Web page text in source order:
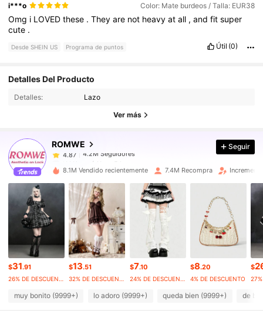
i***o Color: Mate burdeos / Talla: EUR38
Omg i LOVEDthese .Theyare not heavyatall ,andfitsuper
cute .
Desde SHEIN US Programa de puntos Útil (0)
Detalles Del Producto
Detalles: Lazo
Ver más
ROMWE
4.87
4.2M Seguidores
4.87
4.2M Seguidores
t***l
pagóHace 5 horas
4.87 4.2M Seguidores
4.87 4.2M Seguidores
4.87 4.2M Seguidores
4.87 4.2M Seguidores
Seguir
8.1M Vendido recientemente 7.4M Recompra
$31.91
26% DE DESCUENTO
$13.51
32% DE DESCUENTO
$7.10
24% DE DESCUENTO
$8.20
4% DE DESCUENTO
$
muy bonito (9999+) lo adoro (9999+) queda bien (9999+) de